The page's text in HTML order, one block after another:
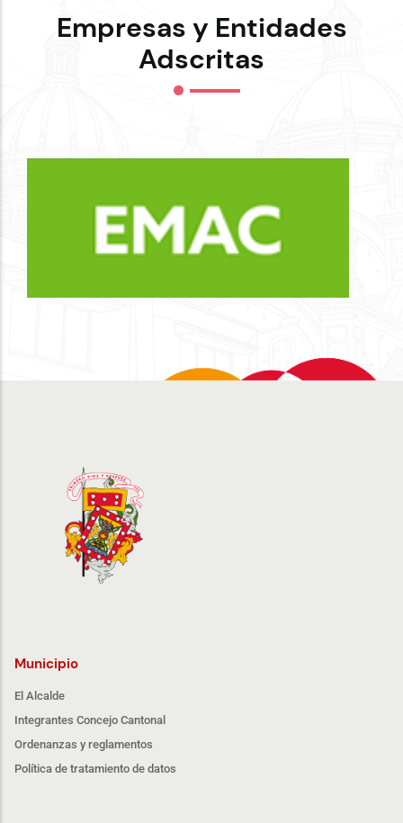
Empresas y Entidades
Adscritas
Municipio
El Alcalde
Integrantes Concejo Cantonal
Ordenanzas y reglamentos
Política de tratamiento de datos